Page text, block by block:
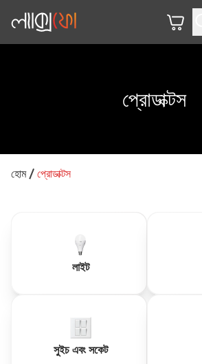
প্রোডাক্টস
হোম প্রোডাক্টস
লাইট
সুইচ এবং সকেট